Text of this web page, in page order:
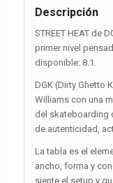
Descripción
STREET HEAT de
primer nivel
disponible: 8.1.
DGK (Dirty Ghetto
Williams con una
del skateboarding
de autenticidad,
La tabla es el
ancho, forma y
siente el setup y